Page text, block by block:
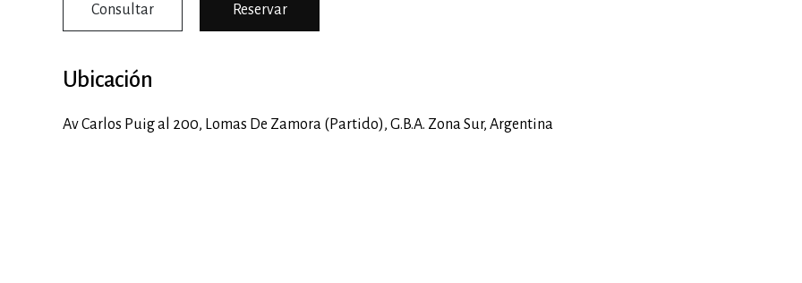
Consultar Reservar
Ubicación
Av Carlos Puig al 200, Lomas De Zamora (Partido), G.B.A. Zona Sur, Argentina